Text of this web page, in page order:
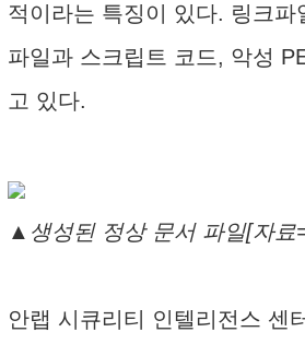
적이라는 특징이 있다. 링크파
파일과 스크립트 코드, 악성
고 있다.
▲생성된 정상 문서 파일[자료
안랩 시큐리티 인텔리전스 센